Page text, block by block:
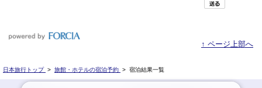
↑ ページ上部へ
日本旅行トップ > 旅館・ホテルの宿泊予約 > 宿泊結果一覧